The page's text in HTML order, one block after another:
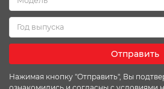
Отправить
Нажимая кнопку "Отправить", Вы